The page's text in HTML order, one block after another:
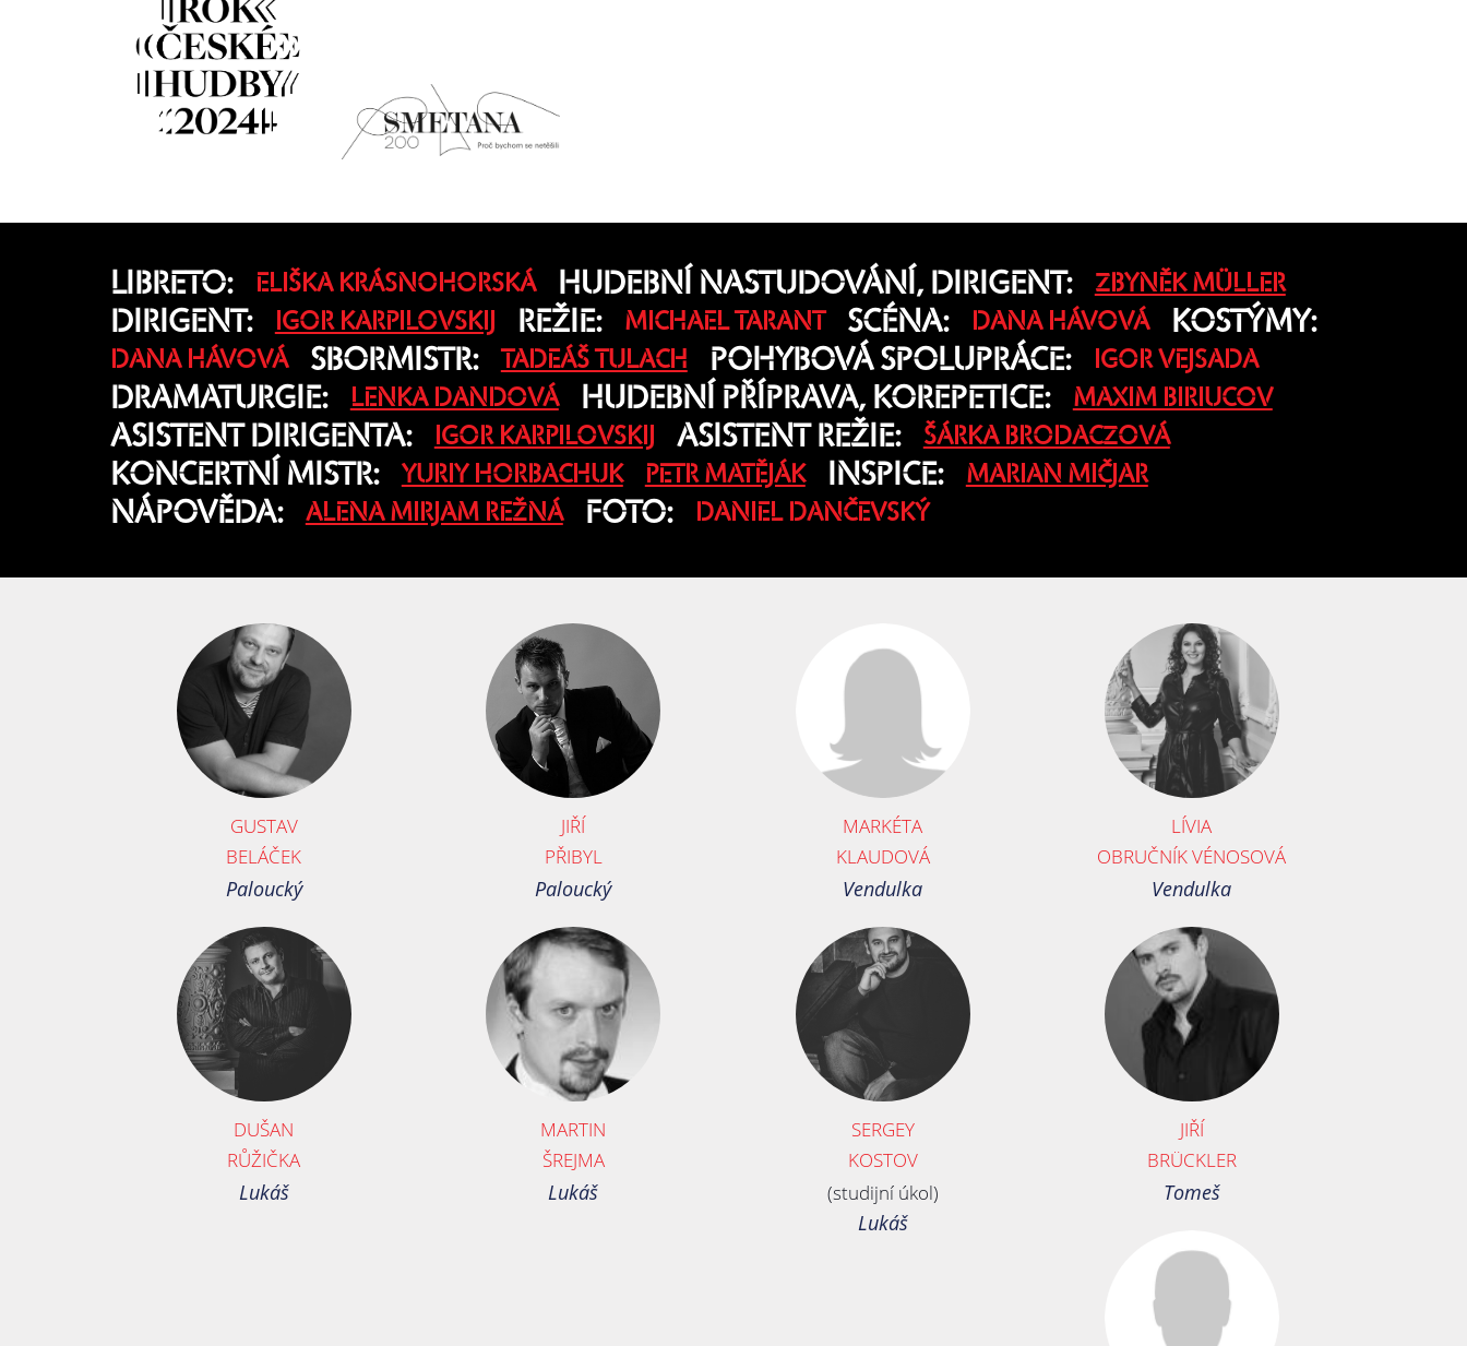
LIBRETO: ELIŠKA KRÁSNOHORSKÁ HUDEBNÍ NASTUDOVÁNÍ, DIRIGENT: ZBYNĚK MÜLLER
DIRIGENT: IGOR KARPILOVSKIJ REŽIE: MICHAEL TARANT SCÉNA: DANA HÁVOVÁ KOSTÝMY:
DANA HÁVOVÁ SBORMISTR: TADEÁŠ TULACH POHYBOVÁ SPOLUPRÁCE: IGOR VEJSADA
DRAMATURGIE: LENKA DANDOVÁ HUDEBNÍ PŘÍPRAVA, KOREPETICE: MAXIM BIRIUCOV
ASISTENT DIRIGENTA: IGOR KARPILOVSKIJ ASISTENT REŽIE: ŠÁRKA BRODACZOVÁ
KONCERTNÍ MISTR: YURIY HORBACHUK PETR MATĚJÁK INSPICE: MARIAN MIČJAR
NÁPOVĚDA: ALENA MIRJAM REŽNÁ FOTO: DANIEL DANČEVSKÝ
GUSTAV
BELÁČEK
Paloucký
JIŘÍ
PŘIBYL
Paloucký
MARKÉTA
KLAUDOVÁ
Vendulka
LÍVIA
OBRUČNÍK VÉNOSOVÁ
Vendulka
DUŠAN
RŮŽIČKA
Lukáš
MARTIN
ŠREJMA
Lukáš
SERGEY
KOSTOV
(studijní úkol)
Lukáš
JIŘÍ
BRÜCKLER
Tomeš